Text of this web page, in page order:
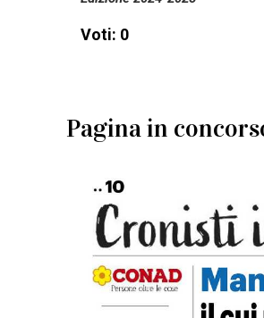
Voti: 0
Pagina in